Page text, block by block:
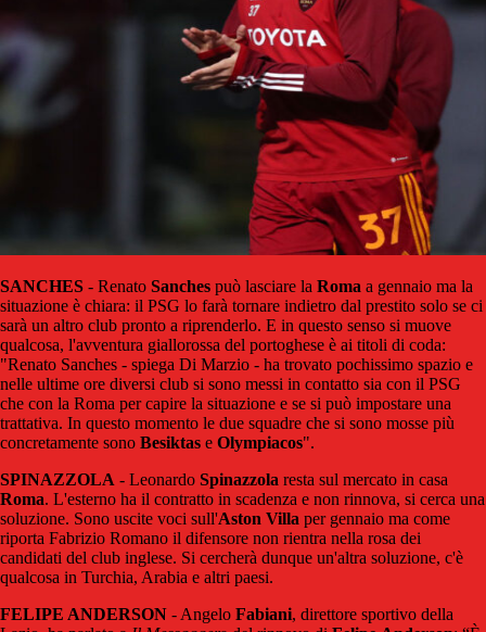
SANCHES - Renato Sanches può lasciare la Roma a gennaio ma la
situazione è chiara: il PSG lo farà tornare indietro dal prestito solo se ci
sarà un altro club pronto a riprenderlo. E in questo senso si muove
qualcosa, l'avventura giallorossa del portoghese è ai titoli di coda:
"Renato Sanches - spiega Di Marzio - ha trovato pochissimo spazio e
nelle ultime ore diversi club si sono messi in contatto sia con il PSG
che con la Roma per capire la situazione e se si può impostare una
trattativa. In questo momento le due squadre che si sono mosse più
concretamente sono Besiktas e Olympiacos".
SPINAZZOLA - Leonardo Spinazzola resta sul mercato in casa
Roma. L'esterno ha il contratto in scadenza e non rinnova, si cerca una
soluzione. Sono uscite voci sull'Aston Villa per gennaio ma come
riporta Fabrizio Romano il difensore non rientra nella rosa dei
candidati del club inglese. Si cercherà dunque un'altra soluzione, c'è
qualcosa in Turchia, Arabia e altri paesi.
FELIPE ANDERSON - Angelo Fabiani, direttore sportivo della